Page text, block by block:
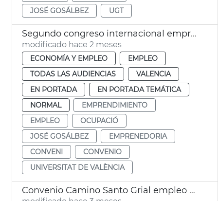
JOSÉ GOSÁLBEZ
UGT
Segundo congreso internacional emprendimiento València
modificado hace 2 meses
ECONOMÍA Y EMPLEO
EMPLEO
TODAS LAS AUDIENCIAS
VALENCIA
EN PORTADA
EN PORTADA TEMÁTICA
NORMAL
EMPRENDIMIENTO
EMPLEO
OCUPACIÓ
JOSÉ GOSÁLBEZ
EMPRENEDORIA
CONVENI
CONVENIO
UNIVERSITAT DE VALÈNCIA
Convenio Camino Santo Grial empleo y proyección internacional